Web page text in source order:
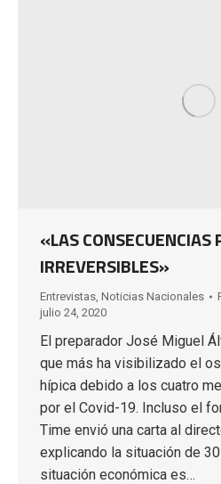
«LAS CONSECUENCIAS
IRREVERSIBLES»
Entrevistas Noticias Nacionales
julio 24, 2020
El preparador José Miguel
que más ha visibilizado el
hípica debido a los cuatro
por el Covid-19. Incluso el
Time envió una carta al
explicando la situación de
situación económica es…